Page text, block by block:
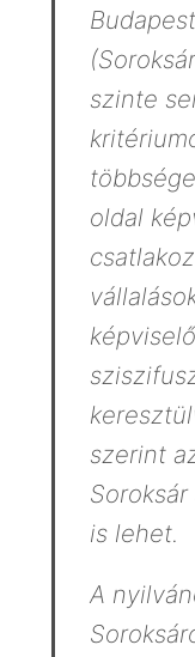
szinte
oldal
szerint
is lehet.
A